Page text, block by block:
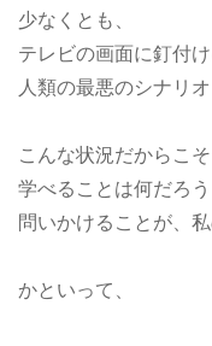
少なくとも、
テレビの画面に釘付
人類の最悪のシナリ
こんな状況だからこそ
学べることは何だろう
問いかけることが、私
かといって、